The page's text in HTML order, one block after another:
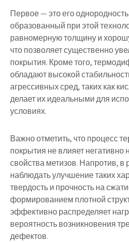
Первое — это его
образованный при этой
равномерную толщину и
что позволяет существенно
покрытия. Кроме того,
обладают высокой
агрессивных сред, таких как
делает их идеальными для
условиях.
Важно отметить, что процесс
покрытия не влияет негативно
свойства метизов. Напротив,
наблюдать улучшение таких
твердость и прочность на
формированием плотной
эффективно распределяет
вероятность возникновения
дефектов.